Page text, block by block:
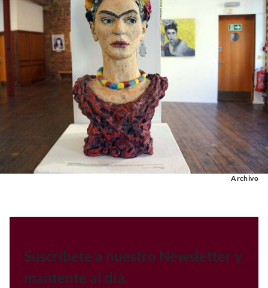
Archivo
Suscríbete a nuestro Newsletter y
mantente al día.